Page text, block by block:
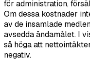
för administration,
Om dessa kostnader
av de insamlade
avsedda ändamålet. I
så höga att
negativ.